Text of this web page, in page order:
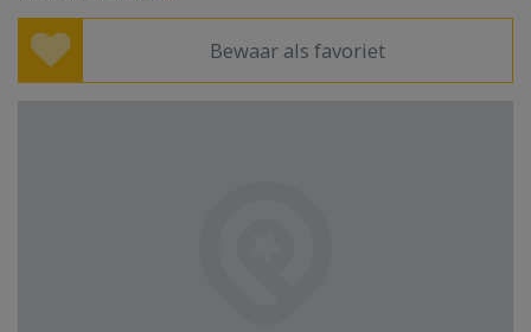
Bewaar als favoriet